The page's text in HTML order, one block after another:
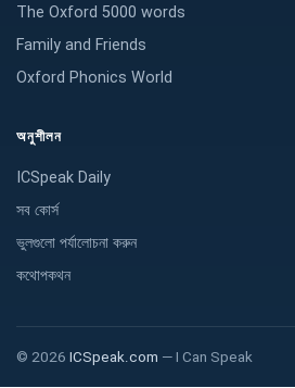
The Oxford 5000 words
Family and Friends
Oxford Phonics World
অনুশীলন
ICSpeak Daily
সব কোর্স
ভুলগুলো পর্যালোচনা করুন
কথোপকথন
© 2026 ICSpeak.com — I Can Speak